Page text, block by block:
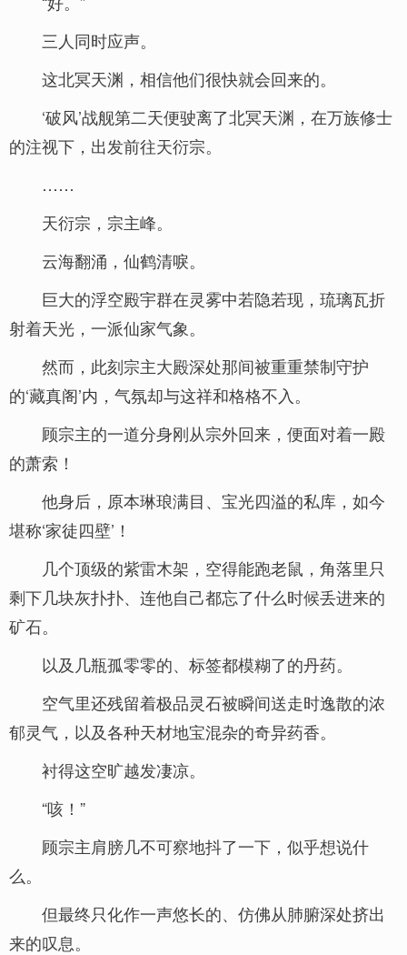
三人同时应声。
这北冥天渊，相信他们很快就会回来的。
‘破风’战舰第二天便驶离了北冥天渊，在万族修士
的注视下，出发前往天衍宗。
……
天衍宗，宗主峰。
云海翻涌，仙鹤清唳。
巨大的浮空殿宇群在灵雾中若隐若现，琉璃瓦折
射着天光，一派仙家气象。
然而，此刻宗主大殿深处那间被重重禁制守护
的‘藏真阁’内，气氛却与这祥和格格不入。
顾宗主的一道分身刚从宗外回来，便面对着一殿
的萧索！
他身后，原本琳琅满目、宝光四溢的私库，如今
堪称‘家徒四壁’！
几个顶级的紫雷木架，空得能跑老鼠，角落里只
剩下几块灰扑扑、连他自己都忘了什么时候丢进来的
矿石。
以及几瓶孤零零的、标签都模糊了的丹药。
空气里还残留着极品灵石被瞬间送走时逸散的浓
郁灵气，以及各种天材地宝混杂的奇异药香。
衬得这空旷越发凄凉。
“咳！”
顾宗主肩膀几不可察地抖了一下，似乎想说什
么。
但最终只化作一声悠长的、仿佛从肺腑深处挤出
来的叹息。